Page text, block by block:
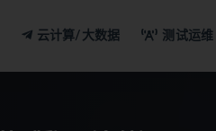
云计算/大数据 测试运维